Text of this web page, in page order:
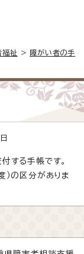
福祉 >
障がい者の手
する手帳です。
）の区分がありま